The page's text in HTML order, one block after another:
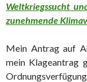
Weltkriegssucht
zunehmende
Mein Antrag auf
mein Klageantrag